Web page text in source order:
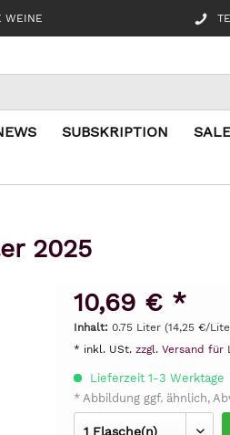
WEINE
SUBSKRIPTION
2025
10,69 € *
Inhalt: 0.75 Liter (14,25 €/
* inkl. USt. zzgl. Versand für
Lieferzeit 1-3 Werktage
* Abbildung ggf. ähnlich,